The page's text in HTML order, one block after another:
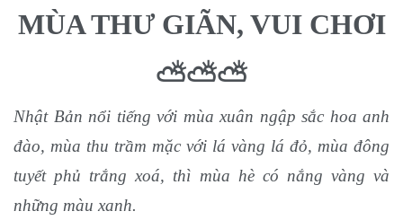
MÙA THƯ GIÃN, VUI CHƠI
⛅⛅⛅
Nhật Bản nổi tiếng với mùa xuân ngập sắc hoa anh
đào, mùa thu trầm mặc với lá vàng lá đỏ, mùa đông
tuyết phủ trắng xoá, thì mùa hè có nắng vàng và
những màu xanh.